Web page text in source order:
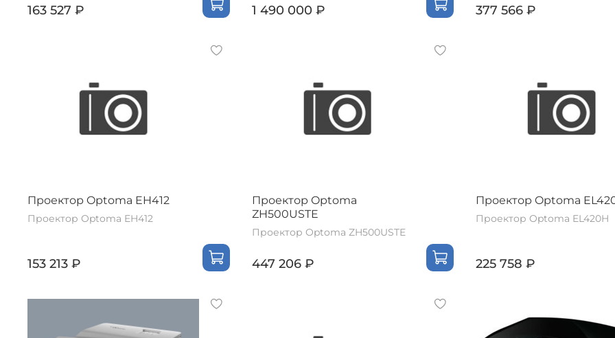
163 527 ₽ 1 490 000 ₽ 377 566 ₽
Проектор Optoma EH412
Проектор Optoma EH412
153 213 ₽
Проектор Optoma
ZH500USTE
Проектор Optoma ZH500USTE
447 206 ₽
Проектор Optoma
Проектор Optoma EL420H
225 758 ₽